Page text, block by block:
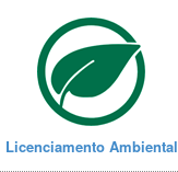
Licenciamento Ambiental